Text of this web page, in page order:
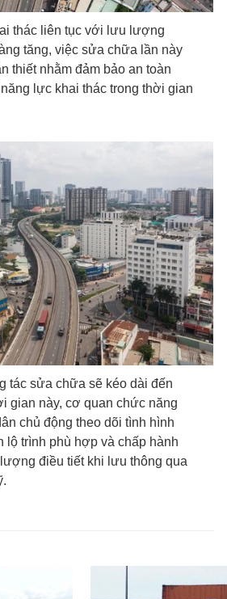
thác liên tục với lưu lượng
tăng, việc sửa chữa lần này
thiết nhằm đảm bảo an toàn
lực khai thác trong thời gian
tác sửa chữa sẽ kéo dài đến
gian này, cơ quan chức năng
chủ động theo dõi tình hình
lộ trình phù hợp và chấp hành
điều tiết khi lưu thông qua